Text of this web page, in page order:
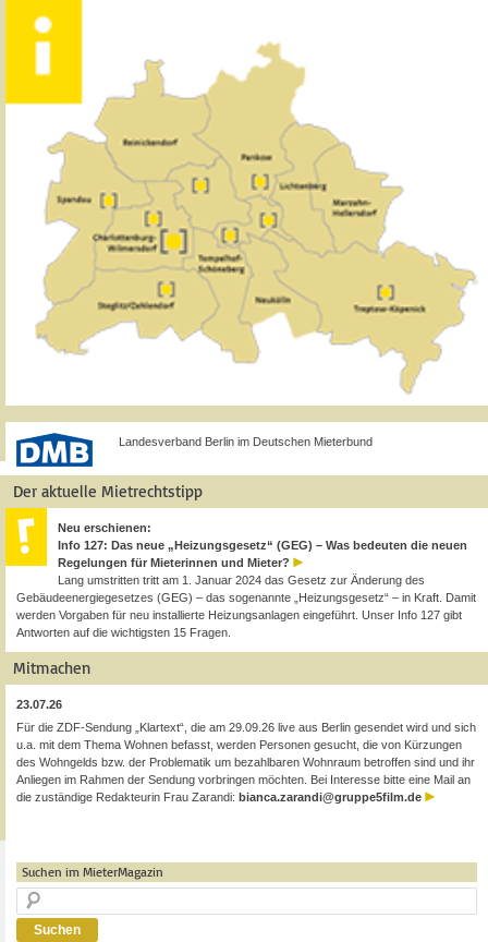
Landesverband Berlin im Deutschen Mieterbund
Der aktuelle Mietrechtstipp
Neu erschienen:
Info 127: Das neue „Heizungsgesetz“ (GEG) – Was bedeuten die neuen
Regelungen für Mieterinnen und Mieter?
Lang umstritten tritt am 1. Januar 2024 das Gesetz zur Änderung des
Gebäudeenergiegesetzes (GEG) – das sogenannte „Heizungsgesetz“ – in Kraft. Damit
werden Vorgaben für neu installierte Heizungsanlagen eingeführt. Unser Info 127 gibt
Antworten auf die wichtigsten 15 Fragen.
Mitmachen
23.07.26
Für die ZDF-Sendung „Klartext“, die am 29.09.26 live aus Berlin gesendet wird und sich
u.a. mit dem Thema Wohnen befasst, werden Personen gesucht, die von Kürzungen
des Wohngelds bzw. der Problematik um bezahlbaren Wohnraum betroffen sind und ihr
Anliegen im Rahmen der Sendung vorbringen möchten. Bei Interesse bitte eine Mail an
die zuständige Redakteurin Frau Zarandi: bianca.zarandi@gruppe5film.de
Suchen im MieterMagazin